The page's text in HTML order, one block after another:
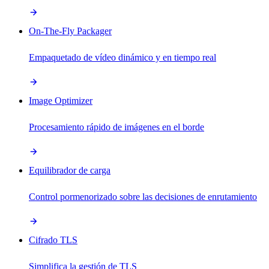
On-The-Fly Packager
Empaquetado de vídeo dinámico y en tiempo real
Image Optimizer
Procesamiento rápido de imágenes en el borde
Equilibrador de carga
Control pormenorizado sobre las decisiones de enrutamiento
Cifrado TLS
Simplifica la gestión de TLS